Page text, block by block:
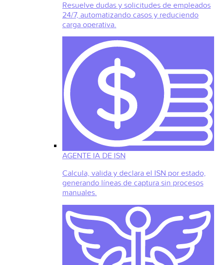
Resuelve dudas y solicitudes de empleados
24/7, automatizando casos y reduciendo
carga operativa.
AGENTE IA DE ISN
Calcula, valida y declara el ISN por estado,
generando líneas de captura sin procesos
manuales.